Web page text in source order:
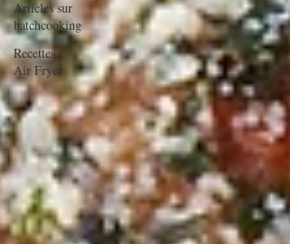
Articles sur
batchcooking
Recettes
Air Fryer